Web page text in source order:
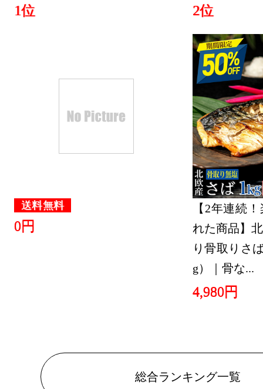
1位
送料無料
0円
2位
【2年連続
れた商品】
り骨取りさ
g）｜骨な...
4,980円
総合ランキング一覧